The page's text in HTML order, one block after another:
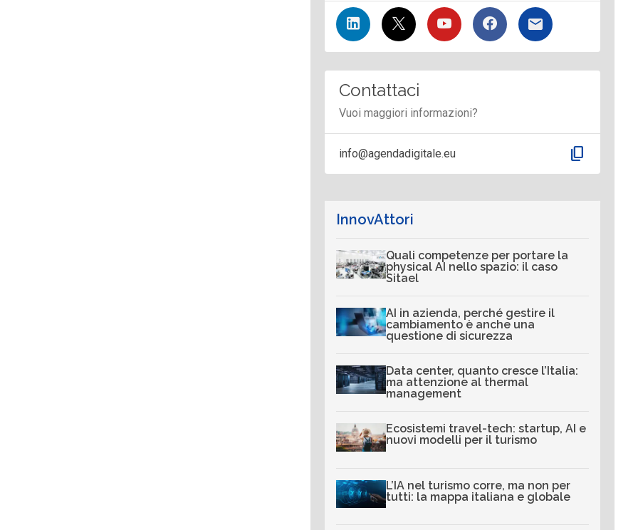
Contattaci
Vuoi maggiori informazioni?
info@agendadigitale.eu content_copy
InnovAttori
Quali competenze per portare la
physical AI nello spazio: il caso
Sitael
AI in azienda, perché gestire il
cambiamento è anche una
questione di sicurezza
Data center, quanto cresce l’Italia:
ma attenzione al thermal
management
Ecosistemi travel-tech: startup, AI e
nuovi modelli per il turismo
L’IA nel turismo corre, ma non per
tutti: la mappa italiana e globale